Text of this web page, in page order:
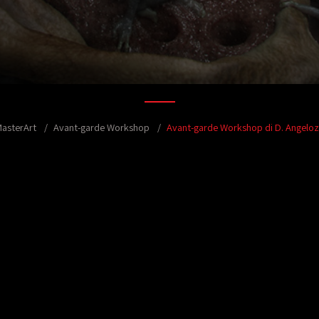
Avant-garde Workshop Avant-garde Workshop di D.